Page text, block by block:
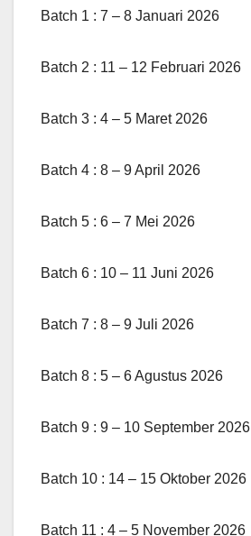
Batch 1 : 7 – 8 Januari 2026
Batch 2 : 11 – 12 Februari 2026
Batch 3 : 4 – 5 Maret 2026
Batch 4 : 8 – 9 April 2026
Batch 5 : 6 – 7 Mei 2026
Batch 6 : 10 – 11 Juni 2026
Batch 7 : 8 – 9 Juli 2026
Batch 8 : 5 – 6 Agustus 2026
Batch 9 : 9 – 10 September 2026
Batch 10 : 14 – 15 Oktober 2026
Batch 11 : 4 – 5 November 2026